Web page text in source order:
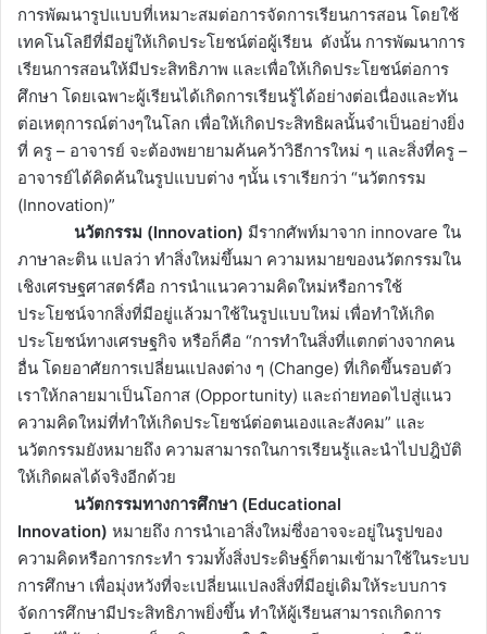
การพัฒนารูปแบบที่เหมาะสมต่อการจัดการเรียนการสอน โดยใช้
เทคโนโลยีที่มีอยู่ให้เกิดประโยชน์ต่อผู้เรียน ดังนั้น การพัฒนาการ
เรียนการสอนให้มีประสิทธิภาพ และเพื่อให้เกิดประโยชน์ต่อการ
ศึกษา โดยเฉพาะผู้เรียนได้เกิดการเรียนรู้ได้อย่างต่อเนื่องและทัน
ต่อเหตุการณ์ต่างๆในโลก เพื่อให้เกิดประสิทธิผลนั้นจำเป็นอย่างยิ่ง
ที่ ครู – อาจารย์ จะต้องพยายามค้นคว้าวิธีการใหม่ ๆ และสิ่งที่ครู –
อาจารย์ได้คิดค้นในรูปแบบต่าง ๆนั้น เราเรียกว่า “นวัตกรรม
(Innovation)”
นวัตกรรม (Innovation) มีรากศัพท์มาจาก innovare ใน
ภาษาละติน แปลว่า ทำสิ่งใหม่ขึ้นมา ความหมายของนวัตกรรมใน
เชิงเศรษฐศาสตร์คือ การนำแนวความคิดใหม่หรือการใช้
ประโยชน์จากสิ่งที่มีอยู่แล้วมาใช้ในรูปแบบใหม่ เพื่อทำให้เกิด
ประโยชน์ทางเศรษฐกิจ หรือก็คือ “การทำในสิ่งที่แตกต่างจากคน
อื่น โดยอาศัยการเปลี่ยนแปลงต่าง ๆ (Change) ที่เกิดขึ้นรอบตัว
เราให้กลายมาเป็นโอกาส (Opportunity) และถ่ายทอดไปสู่แนว
ความคิดใหม่ที่ทำให้เกิดประโยชน์ต่อตนเองและสังคม” และ
นวัตกรรมยังหมายถึง ความสามารถในการเรียนรู้และนำไปปฎิบัติ
ให้เกิดผลได้จริงอีกด้วย
นวัตกรรมทางการศึกษา (Educational
Innovation) หมายถึง การนำเอาสิ่งใหม่ซึ่งอาจจะอยู่ในรูปของ
ความคิดหรือการกระทำ รวมทั้งสิ่งประดิษฐ์ก็ตามเข้ามาใช้ในระบบ
การศึกษา เพื่อมุ่งหวังที่จะเปลี่ยนแปลงสิ่งที่มีอยู่เดิมให้ระบบการ
จัดการศึกษามีประสิทธิภาพยิ่งขึ้น ทำให้ผู้เรียนสามารถเกิดการ